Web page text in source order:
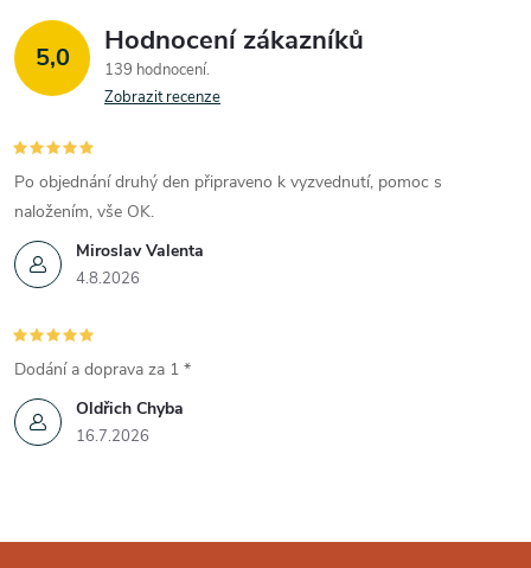
5,0 Hodnocení zákazníků
139 hodnocení
Zobrazit recenze
Miroslav Valenta
4.8.2026
Po objednání druhý den připraveno k vyzvednutí, pomoc s
naložením, vše OK.
Oldřich Chyba
16.7.2026
Dodání a doprava za 1 *